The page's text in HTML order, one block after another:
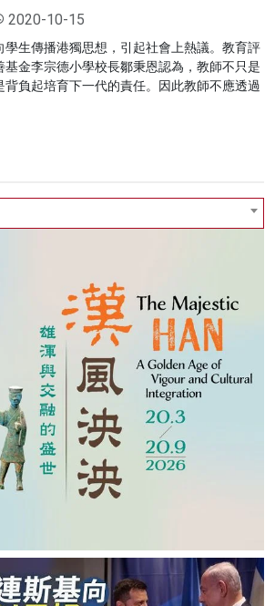
2020-10-15
學生傳播港獨思想，引起社會上熱議。教育評
金李宗德小學校長鄒秉恩認為，教師不只是
負起培育下一代的責任。因此教師不應透過